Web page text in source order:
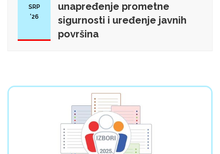
SRP
'26
unapređenje prometne
sigurnosti i uređenje javnih
površina